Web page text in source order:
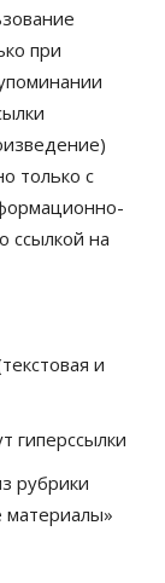
засухи
причины
района
при
только с
ссылкой на
и
гиперссылки
рубрики
материалы»